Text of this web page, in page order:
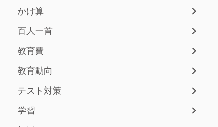
かけ算
百人一首
教育費
教育動向
テスト対策
学習